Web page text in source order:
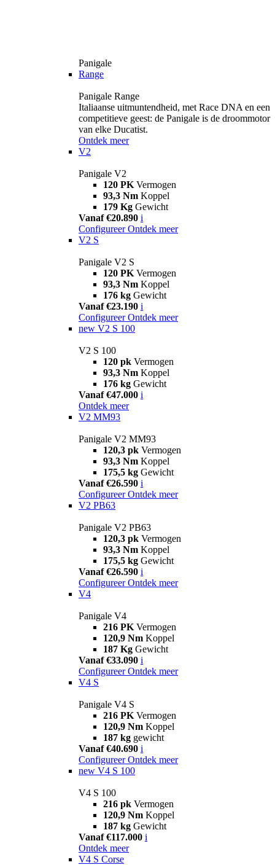
Panigale
Range
Panigale Range
Italiaanse uitmuntendheid, met Race DNA en een
competitieve geest: de Panigale is de droommotor
van elke Ducatist.
Ontdek meer
V2
Panigale V2
120 PK Vermogen
93,3 Nm Koppel
179 Kg Gewicht
Vanaf €20.890 i
Configureer Ontdek meer
V2 S
Panigale V2 S
120 PK Vermogen
93,3 Nm Koppel
176 kg Gewicht
Vanaf €23.190 i
Configureer Ontdek meer
new V2 S 100
V2 S 100
120 pk Vermogen
93,3 Nm Koppel
176 kg Gewicht
Vanaf €47.000 i
Ontdek meer
V2 MM93
Panigale V2 MM93
120,3 pk Vermogen
93,3 Nm Koppel
175,5 kg Gewicht
Vanaf €26.590 i
Configureer Ontdek meer
V2 PB63
Panigale V2 PB63
120,3 pk Vermogen
93,3 Nm Koppel
175,5 kg Gewicht
Vanaf €26.590 i
Configureer Ontdek meer
V4
Panigale V4
216 PK Vermogen
120,9 Nm Koppel
187 Kg Gewicht
Vanaf €33.090 i
Configureer Ontdek meer
V4 S
Panigale V4 S
216 PK Vermogen
120,9 Nm Koppel
187 kg gewicht
Vanaf €40.690 i
Configureer Ontdek meer
new V4 S 100
V4 S 100
216 pk Vermogen
120,9 Nm Koppel
187 kg Gewicht
Vanaf €117.000 i
Ontdek meer
V4 S Corse